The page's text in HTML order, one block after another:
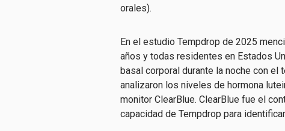
orales).
En el estudio Tempdrop de 2025
años y todas residentes en Estados
basal corporal durante la noche con
analizaron los niveles de hormona
monitor ClearBlue. ClearBlue fue el
capacidad de Tempdrop para